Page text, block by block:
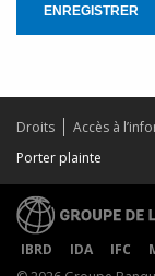
ENREGISTRER
Droits Accès à
Porter plainte
IBRD IDA IFC